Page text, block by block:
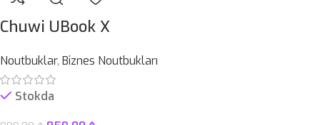
Chuwi UBook X
Noutbuklar, Biznes Noutbukları
Stokda